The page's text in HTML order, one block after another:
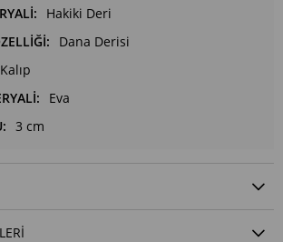
Hakiki Deri
Dana Derisi
Eva
3 cm